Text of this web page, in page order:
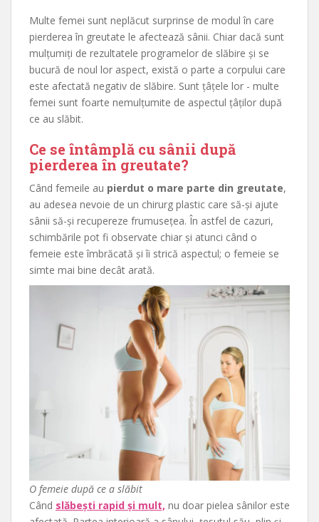
Multe femei sunt neplăcut surprinse de modul în care
pierderea în greutate le afectează sânii. Chiar dacă sunt
mulțumiți de rezultatele programelor de slăbire și se
bucură de noul lor aspect, există o parte a corpului care
este afectată negativ de slăbire. Sunt țâțele lor - multe
femei sunt foarte nemulțumite de aspectul țâților după
ce au slăbit.
Ce se întâmplă cu sânii după
pierderea în greutate?
Când femeile au pierdut o mare parte din greutate,
au adesea nevoie de un chirurg plastic care să-și ajute
sânii să-și recupereze frumusețea. În astfel de cazuri,
schimbările pot fi observate chiar și atunci când o
femeie este îmbrăcată și îi strică aspectul; o femeie se
simte mai bine decât arată.
O femeie după ce a slăbit
Când slăbești rapid și mult, nu doar pielea sânilor este